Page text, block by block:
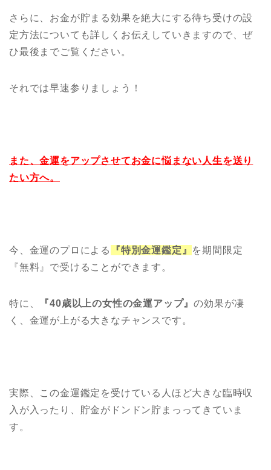
さらに、お金が貯まる効果を絶大にする待ち受けの設
定方法についても詳しくお伝えしていきますので、ぜ
ひ最後までご覧ください。
それでは早速参りましょう！
また、金運をアップさせてお金に悩まない人生を送り
たい方へ。
今、金運のプロによる 『特別金運鑑定』 を期間限定
『無料』で受けることができます。
特に、 『40歳以上の女性の金運アップ』の効果が凄
く、金運が上がる大きなチャンスです。
実際、この金運鑑定を受けている人ほど大きな臨時収
入が入ったり、貯金がドンドン貯まっってきていま
す。